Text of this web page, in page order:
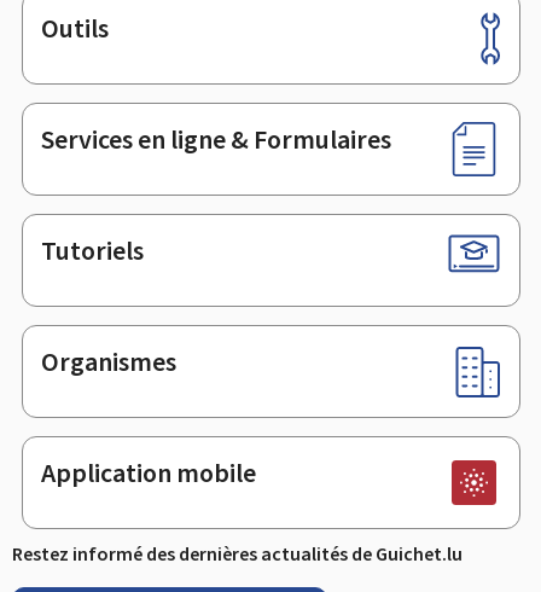
Pied
de
page
Outils
Services en ligne & Formulaires
Tutoriels
Organismes
Application mobile
Restez informé des dernières actualités de Guichet.lu